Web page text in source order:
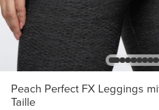
Peach Perfect FX Leggings
Taille